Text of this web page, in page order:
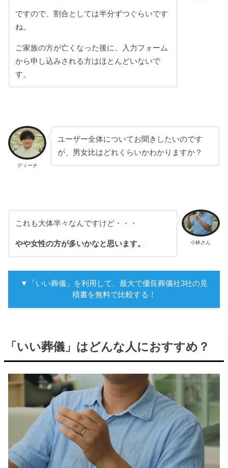
ですので、割合としては半分ずつぐらいです
ね。
ご家族の方が亡くなった後に、入力フォーム
から申し込みされる方はほとんどいないで
す。
ディーチ
ユーザー全体についてお聞きしたいのです
が、男女比はどれくらいかわかりますか？
小林さん
これも大体半々なんですけど・・・
やや女性の方が多いかなと思います。
▼「いい葬儀」を利用して、最大で優良葬儀社3社の見
積書を無料で比較する！
「いい葬儀」はどんな人におすすめ？